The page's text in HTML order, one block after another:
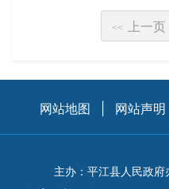
<< 上一页
网站地图 网站声明
主办：平江县人民政府